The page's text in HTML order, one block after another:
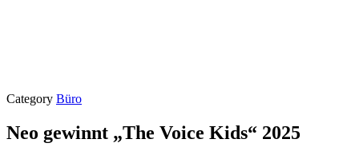
Category Büro
Neo gewinnt „The Voice Kids“ 2025